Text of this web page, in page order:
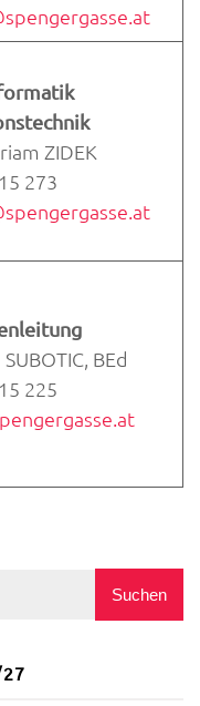
ZIDEK
273
BEd
225